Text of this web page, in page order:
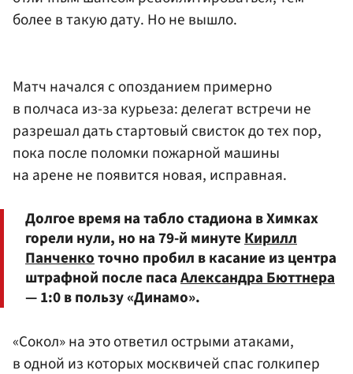
более в такую дату. Но не вышло.
Матч начался с опозданием примерно
в полчаса из-за курьеза: делегат встречи не
разрешал дать стартовый свисток до тех пор,
пока после поломки пожарной машины
на арене не появится новая, исправная.
Долгое время на табло стадиона в Химках
горели нули, но на 79-й минутеКирилл
Панченкоточно пробил в касание из центра
штрафной после пасаАлександра Бюттнера
— 1:0 в пользу «Динамо».
«Сокол» на это ответил острыми атаками,
в одной из которых москвичей спас голкипер